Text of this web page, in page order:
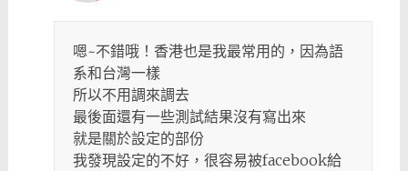
嗯~不錯哦！香港也是我最常用的，因為語
系和台灣一樣
所以不用調來調去
最後面還有一些測試結果沒有寫出來
就是關於設定的部份
我發現設定的不好，很容易被facebook給